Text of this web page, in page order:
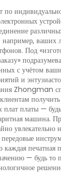
например,
Под
с учётом
и
Zhongman
плат платы —
машина.
увлекательно
печатная
— будь то